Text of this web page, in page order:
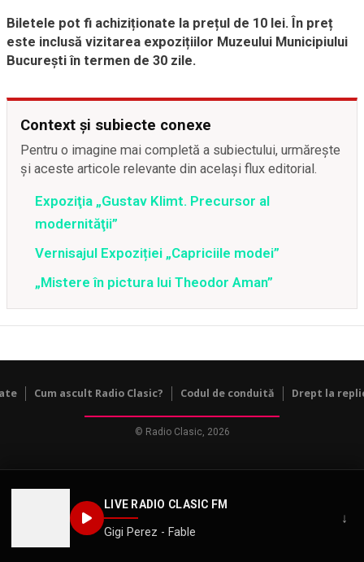
LIVE RADIO CLASIC FM
Gigi Perez - Fable
↓
Biletele pot fi achiziționate la prețul de 10 lei. În preț
este inclusă vizitarea expozițiilor Muzeului Municipiului
București în termen de 30 zile.
Context și subiecte conexe
Pentru o imagine mai completă a subiectului, urmărește
și aceste articole relevante din același flux editorial.
Expoziţia „Gustav Klimt. Precursor al
modernităţii”
Vernisajul Expoziției „Capriciile modei”
„Mistere în pictura lui Theodor Aman”
Cum ascult Radio Clasic? Codul de conduită Drept la
© Radio Clasic, 2026